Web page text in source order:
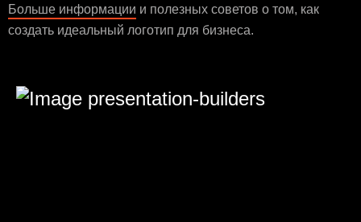
Больше информации и полезных советов о том, как
создать идеальный логотип для бизнеса.